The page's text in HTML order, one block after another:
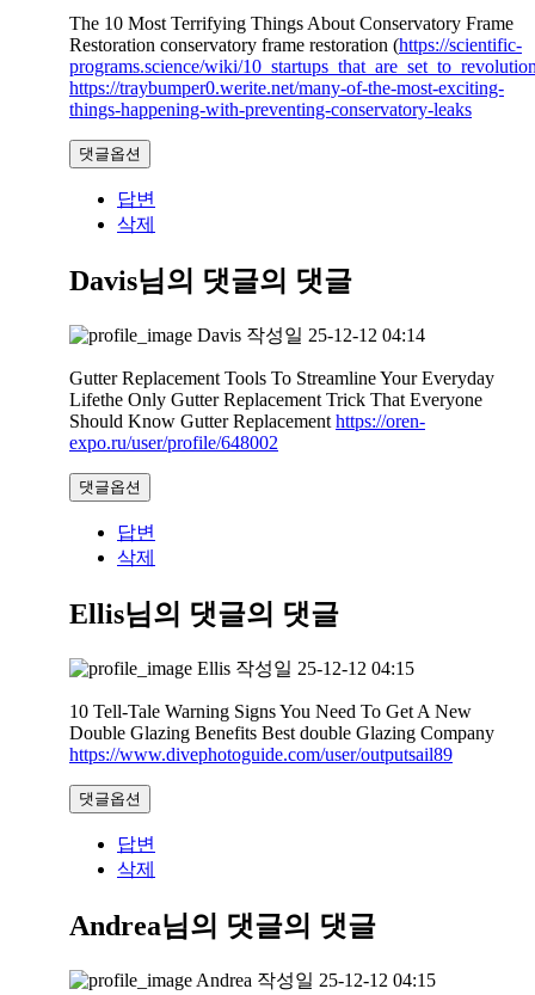
The 10 Most Terrifying Things About Conservatory Frame
Restoration conservatory frame restoration (https://scientific-
programs.science/wiki/
https://traybumper0.werite.net/many-of-the-most-exciting-
things-happening-with-preventing-conservatory-leaks
댓글옵션
답변
삭제
Davis님의 댓글의 댓글
Davis 작성일 25-12-12 04:14
Gutter Replacement Tools To Streamline Your Everyday
Lifethe Only Gutter Replacement Trick That Everyone
Should Know Gutter Replacement https://oren-
expo.ru/user/profile/648002
댓글옵션
답변
삭제
Ellis님의 댓글의 댓글
Ellis 작성일 25-12-12 04:15
10 Tell-Tale Warning Signs You Need To Get A New
Double Glazing Benefits Best double Glazing Company
https://www.divephotoguide.com/user/outputsail89
댓글옵션
답변
삭제
Andrea님의 댓글의 댓글
Andrea 작성일 25-12-12 04:15